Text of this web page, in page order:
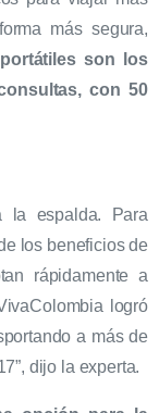
más segura,
son los
con 50
la espalda. Para
los beneficios de
rápidamente a
logró
a más de
dijo la experta.